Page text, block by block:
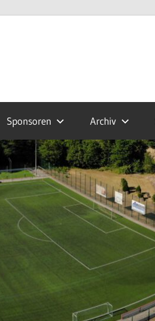
Sponsoren Archiv